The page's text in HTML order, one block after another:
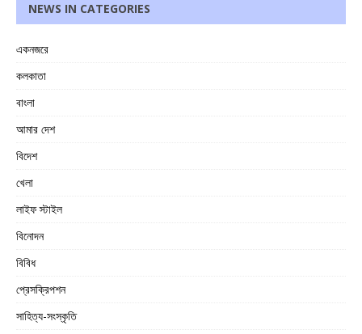
NEWS IN CATEGORIES
একনজরে
কলকাতা
বাংলা
আমার দেশ
বিদেশ
খেলা
লাইফ স্টাইল
বিনোদন
বিবিধ
প্রেসক্রিপশন
সাহিত্য-সংস্কৃতি